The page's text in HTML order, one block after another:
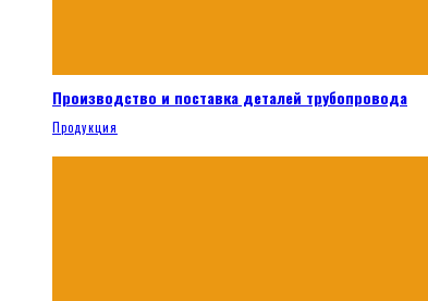
Производство и поставка деталей трубопровода
Продукция